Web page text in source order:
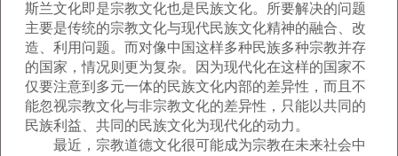
斯兰文化即是宗教文化也是民族文化。所要解决的问题
主要是传统的宗教文化与现代民族文化精神的融合、改
造、利用问题。而对像中国这样多种民族多种宗教并存
的国家，情况则更为复杂。因为现代化在这样的国家不
仅要注意到多元一体的民族文化内部的差异性，而且不
能忽视宗教文化与非宗教文化的差异性，只能以共同的
民族利益、共同的民族文化为现代化的动力。
最近，宗教道德文化很可能成为宗教在未来社会中